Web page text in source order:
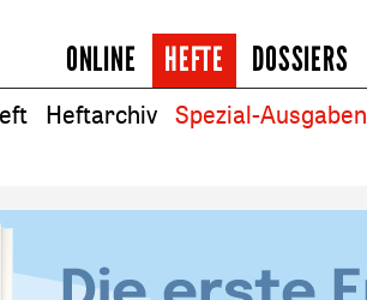
ONLINE HEFTE DOSSIERS
Heftarchiv Spezial-Ausgaben